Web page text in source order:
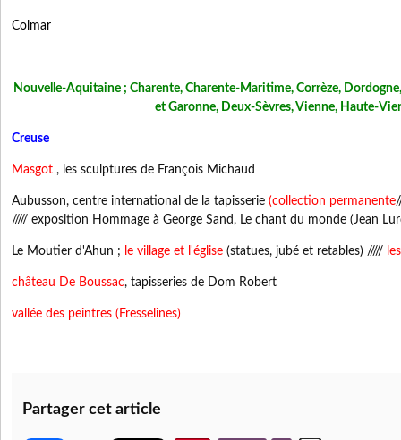
Colmar
Nouvelle-Aquitaine ; Charente, Charente-Maritime, Corrèze,
et Garonne, Deux-Sèvres, Vienne, Haute-
Creuse
Masgot , les sculptures de François Michaud
Aubusson, centre international de la tapisserie (collection permanente
///// exposition Hommage à George Sand, Le chant du monde (Jean
Le Moutier d'Ahun ; le village et l'église (statues, jubé et retables) /////
château De Boussac, tapisseries de Dom Robert
vallée des peintres (Fresselines)
Partager cet article